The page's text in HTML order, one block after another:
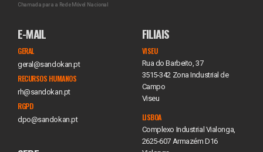
Chamada para a Rede Móvel Nacional
E-MAIL
GERAL
geral@sandokan.pt
RECURSOS HUMANOS
rh@sandokan.pt
RGPD
dpo@sandokan.pt
FILIAIS
VISEU
Rua do Barbeito, 37
3515-342 Zona Industrial de
Campo
Viseu
LISBOA
Complexo Industrial Vialonga,
2625-607 Armazém D16